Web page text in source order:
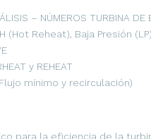
– NÚMEROS TURBINA DE
(Hot Reheat), Baja Presión (LP)
y REHEAT
mínimo y recirculación)
para la eficiencia de la